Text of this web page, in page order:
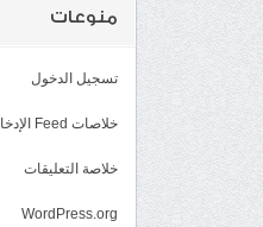
منوعات
تسجيل الدخول
خلاصات Feed الإدخالات
خلاصة التعليقات
WordPress.org